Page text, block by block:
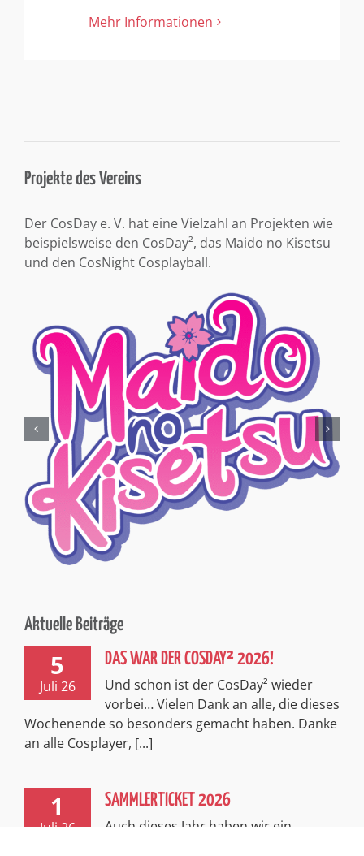
Mehr Informationen
Projekte des Vereins
Der CosDay e. V. hat eine Vielzahl an Projekten wie
beispielsweise den CosDay², das Maido no Kisetsu
und den CosNight Cosplayball.
Aktuelle Beiträge
5
Juli 26
DAS WAR DER COSDAY² 2026!
Und schon ist der CosDay² wieder
vorbei… Vielen Dank an alle, die dieses
Wochenende so besonders gemacht haben. Danke
an alle Cosplayer, [...]
1
Juli 26
SAMMLERTICKET 2026
Auch dieses Jahr haben wir ein